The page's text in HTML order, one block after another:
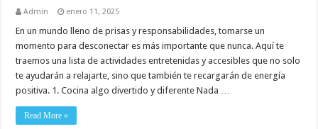
Admin enero 11, 2025
En un mundo lleno de prisas y responsabilidades, tomarse un
momento para desconectar es más importante que nunca. Aquí te
traemos una lista de actividades entretenidas y accesibles que no solo
te ayudarán a relajarte, sino que también te recargarán de energía
positiva. 1. Cocina algo divertido y diferente Nada …
Read More »